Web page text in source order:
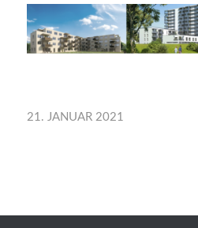
21. JANUAR 2021